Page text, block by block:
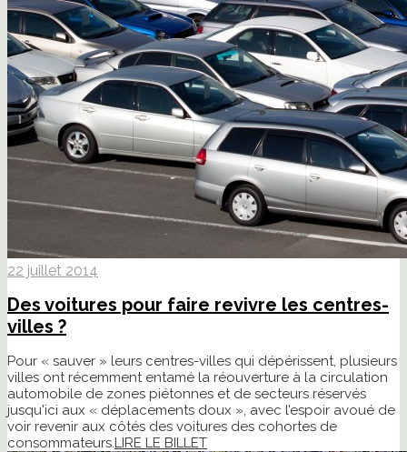
22 juillet 2014
Des voitures pour faire revivre les centres-
villes ?
Pour « sauver » leurs centres-villes qui dépérissent, plusieurs
villes ont récemment entamé la réouverture à la circulation
automobile de zones piétonnes et de secteurs réservés
jusqu'ici aux « déplacements doux », avec l’espoir avoué de
voir revenir aux côtés des voitures des cohortes de
consommateurs.LIRE LE BILLET